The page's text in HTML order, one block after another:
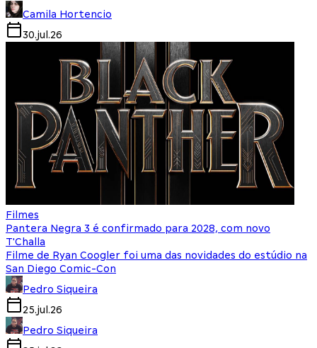
Camila Hortencio
30.jul.26
Filmes
Pantera Negra 3 é confirmado para 2028, com novo
T'Challa
Filme de Ryan Coogler foi uma das novidades do estúdio na
San Diego Comic-Con
Pedro Siqueira
25.jul.26
Pedro Siqueira